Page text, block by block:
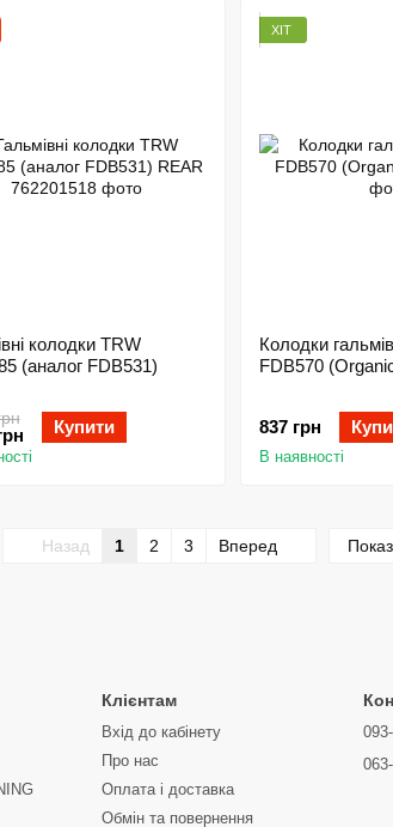
колодки TRW
(аналог FDB531)
Купити
ХІТ
Колодки
FDB570
837 грн
В наявності
Назад 1 2 3 Вперед
Клієнтам
Вхід до кабінету
Про нас
Оплата і доставка
Обмін та повернення